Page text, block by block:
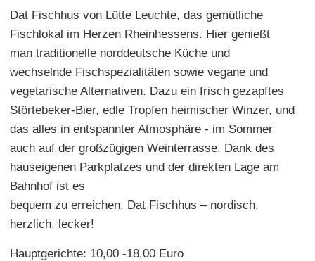
Dat Fischhus von Lütte Leuchte, das gemütliche
Fischlokal im Herzen Rheinhessens. Hier genießt
man traditionelle norddeutsche Küche und
wechselnde Fischspezialitäten sowie vegane und
vegetarische Alternativen. Dazu ein frisch gezapftes
Störtebeker-Bier, edle Tropfen heimischer Winzer, und
das alles in entspannter Atmosphäre - im Sommer
auch auf der großzügigen Weinterrasse. Dank des
hauseigenen Parkplatzes und der direkten Lage am
Bahnhof ist es
bequem zu erreichen. Dat Fischhus – nordisch,
herzlich, lecker!
Hauptgerichte: 10,00 -18,00 Euro